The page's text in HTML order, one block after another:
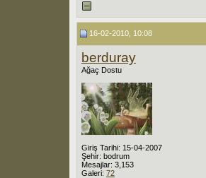
16-02-2010, 10:08
berduray
Ağaç Dostu
Giriş Tarihi: 15-04-2007
Şehir: bodrum
Mesajlar: 3,153
Galeri: 72